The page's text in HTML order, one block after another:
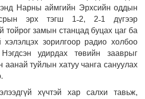
Нарны аймгийн Эрхсийн оддын
эрх тэгш 1˗2, 2˗1 дүгээр
тойрог замын станцад буцах цаг ба
хэлэлцэх зорилгоор радио холбоо
удирдах төвийн зааврыг
аанай туйлын хатуу чанга сануулах
хүчтэй хар салхи тавьж,